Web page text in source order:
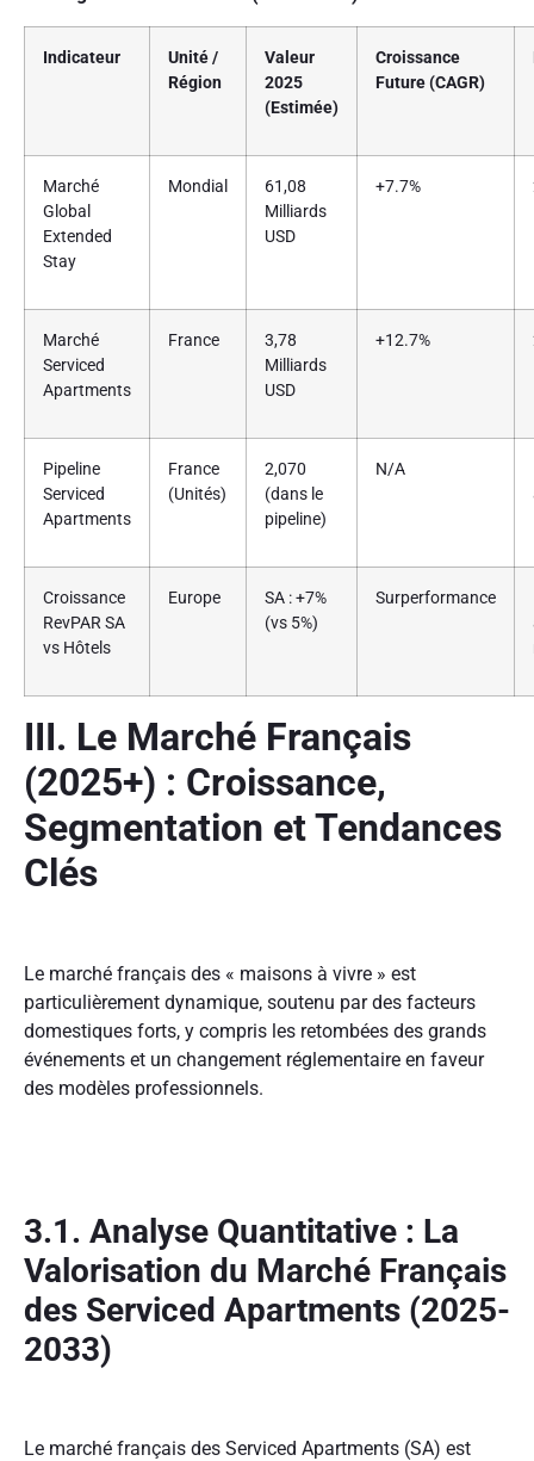
Indicateur
Unité /
Région
Valeur
2025
(Estimée)
Croissance
Future (CAGR)
Marché
Global
Extended
Stay
Mondial
61,08
Milliards
USD
+7.7%
Marché
Serviced
Apartments
France
3,78
Milliards
USD
+12.7%
Pipeline
Serviced
Apartments
France
(Unités)
2,070
(dans le
pipeline)
N/A
Croissance
RevPAR SA
vs Hôtels
Europe
SA : +7%
(vs 5%)
Surperformance
III. Le Marché Français
(2025+) : Croissance,
Segmentation et Tendances
Clés
Le marché français des « maisons à vivre » est
particulièrement dynamique, soutenu par des facteurs
domestiques forts, y compris les retombées des grands
événements et un changement réglementaire en faveur
des modèles professionnels.
3.1. Analyse Quantitative : La
Valorisation du Marché Français
des Serviced Apartments (2025-
2033)
Le marché français des Serviced Apartments (SA) est